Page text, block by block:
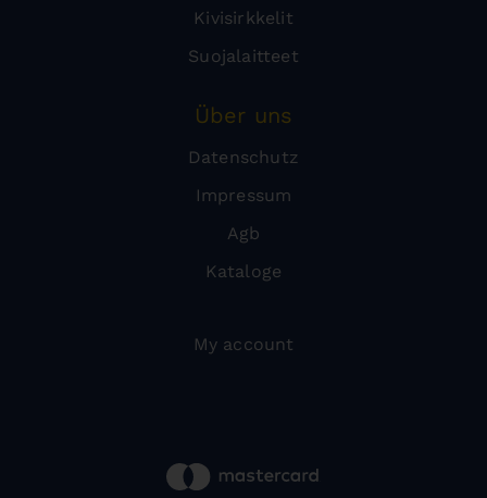
Kivisirkkelit
Suojalaitteet
Über uns
Datenschutz
Impressum
Agb
Kataloge
My account